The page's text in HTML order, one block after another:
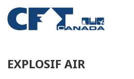
EXPLOSIF AIR